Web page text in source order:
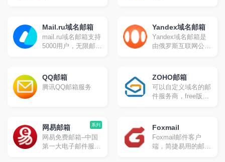
Mail.ru域名邮箱
mail.ru域名邮箱支持
5000用户，无限邮箱
Yandex域名邮箱
Yandex域名邮箱是
由俄罗斯互联网公司
SMTP/POP3/IMAP
QQ邮箱
腾讯QQ邮箱服务
ZOHO邮箱
可以自定义域名的邮
件服务商，free版不
系列
网易邮箱
网易免费邮箱–中国
第一大电子邮件服务
Foxmail
Foxmail邮件客户
端，简捷易用的邮件